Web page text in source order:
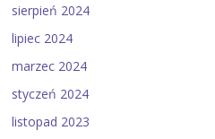
sierpień 2024
lipiec 2024
marzec 2024
styczeń 2024
listopad 2023